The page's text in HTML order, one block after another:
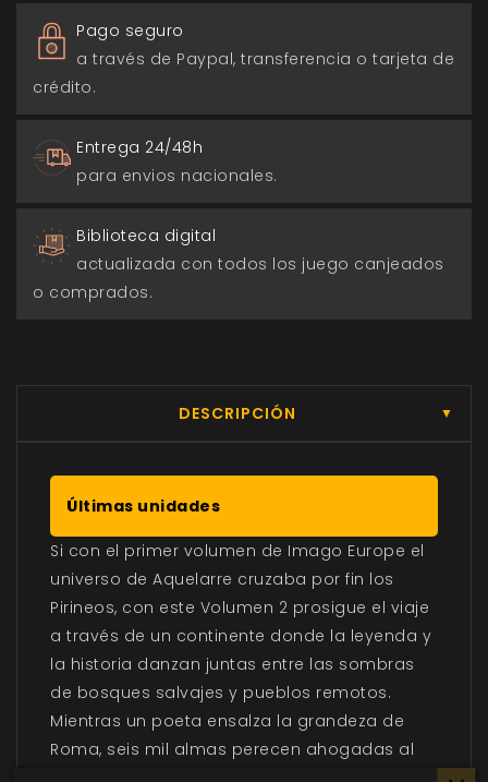
Pago seguro
a través de Paypal, transferencia o tarjeta de
crédito.
Entrega 24/48h
para envios nacionales.
Biblioteca digital
actualizada con todos los juego canjeados
o comprados.
DESCRIPCIÓN ▼
Últimas unidades
Si con el primer volumen de Imago Europe el
universo de Aquelarre cruzaba por fin los
Pirineos, con este Volumen 2 prosigue el viaje
a través de un continente donde la leyenda y
la historia danzan juntas entre las sombras
de bosques salvajes y pueblos remotos.
Mientras un poeta ensalza la grandeza de
Roma, seis mil almas perecen ahogadas al